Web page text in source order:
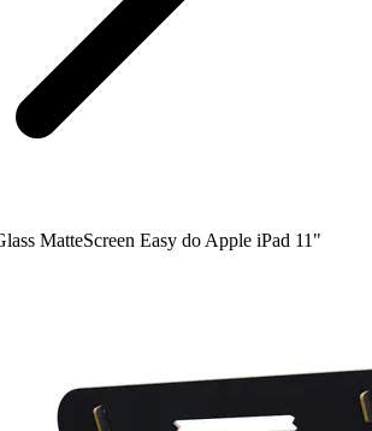
MatteScreen Easy do Apple iPad 11"